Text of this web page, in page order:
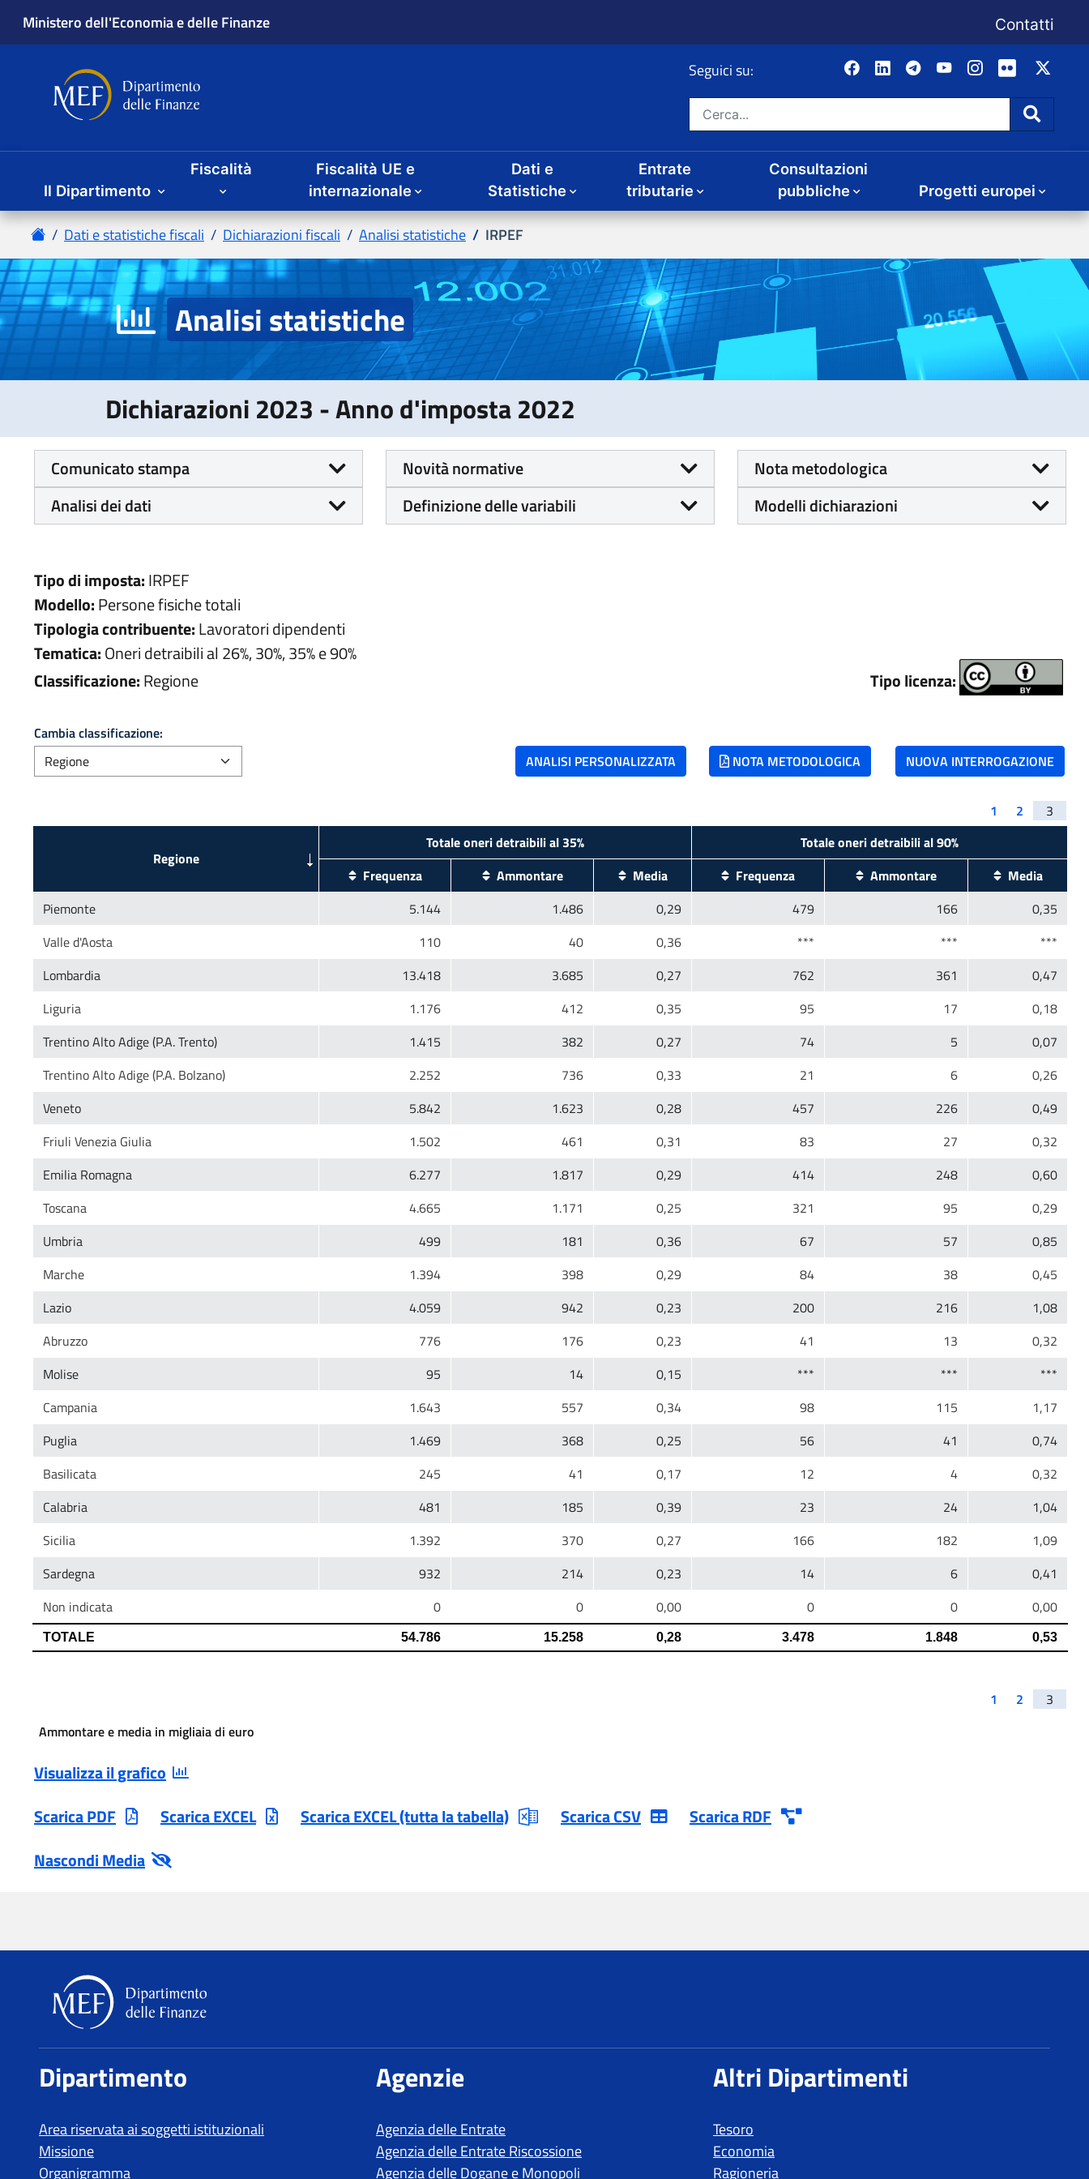
Il Dipartimento
Fiscalità Fiscalità UE e Dati e Entrate
Consultazioni
Progetti europei
IRPEF
Analisi statistiche
Dichiarazioni 2023 - Anno d'imposta 2022
Comunicato stampa Novità normative
Nota metodologica
Analisi dei dati
Definizione delle variabili Modelli dichiarazioni
Tipo di imposta:IRPEF
Modello:Persone fisiche totali
Tipologia contribuente:Lavoratori dipendenti
Tematica:Oneri detraibili al 26%, 30%, 35% e 90%
Classificazione:Regione Tipo licenza:
Cambia classificazione:
NOTA METODOLOGICA
NUOVA INTERROGAZIONE
1 2 3
1 2
3
Ammontare e media in migliaia di euro
Tesoro
Economia
Ragioneria